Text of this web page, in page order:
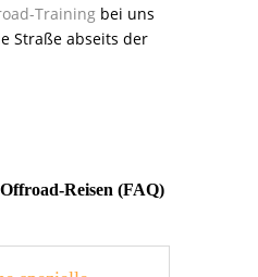
Trainingbei uns
Straße abseits der
Reisen (FAQ)